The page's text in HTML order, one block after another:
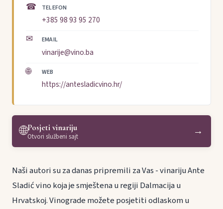
☎ TELEFON
+385 98 93 95 270
✉ EMAIL
vinarije@vino.ba
🌐 WEB
https://antesladicvino.hr/
🌐Posjeti vinariju
Otvori službeni sajt →
Naši autori su za danas pripremili za Vas - vinariju Ante
Sladić vino koja je smještena u regiji Dalmacija u
Hrvatskoj. Vinograde možete posjetiti odlaskom u